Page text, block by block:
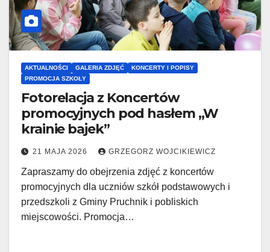
AKTUALNOŚCI GALERIA ZDJĘĆ
KONCERTY I POPISY
PROMOCJA SZKOŁY
Fotorelacja z Koncertów
promocyjnych pod hasłem „W
krainie bajek”
21 MAJA 2026 GRZEGORZ WOJCIKIEWICZ
Zapraszamy do obejrzenia zdjęć z koncertów
promocyjnych dla uczniów szkół podstawowych i
przedszkoli z Gminy Pruchnik i pobliskich
miejscowości. Promocja…